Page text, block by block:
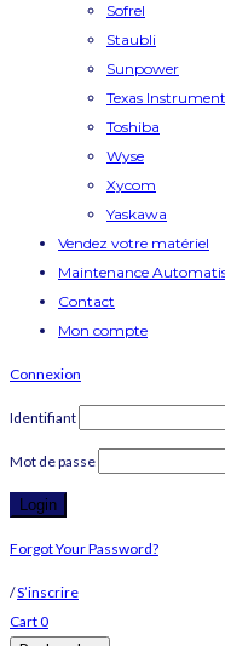
Sofrel
Staubli
Sunpower
Texas Instrument
Toshiba
Wyse
Xycom
Yaskawa
Vendez votre matériel
Maintenance
Contact
Mon compte
Connexion
Identifiant
Mot de passe
Forgot Your Password?
/S’inscrire
Cart0